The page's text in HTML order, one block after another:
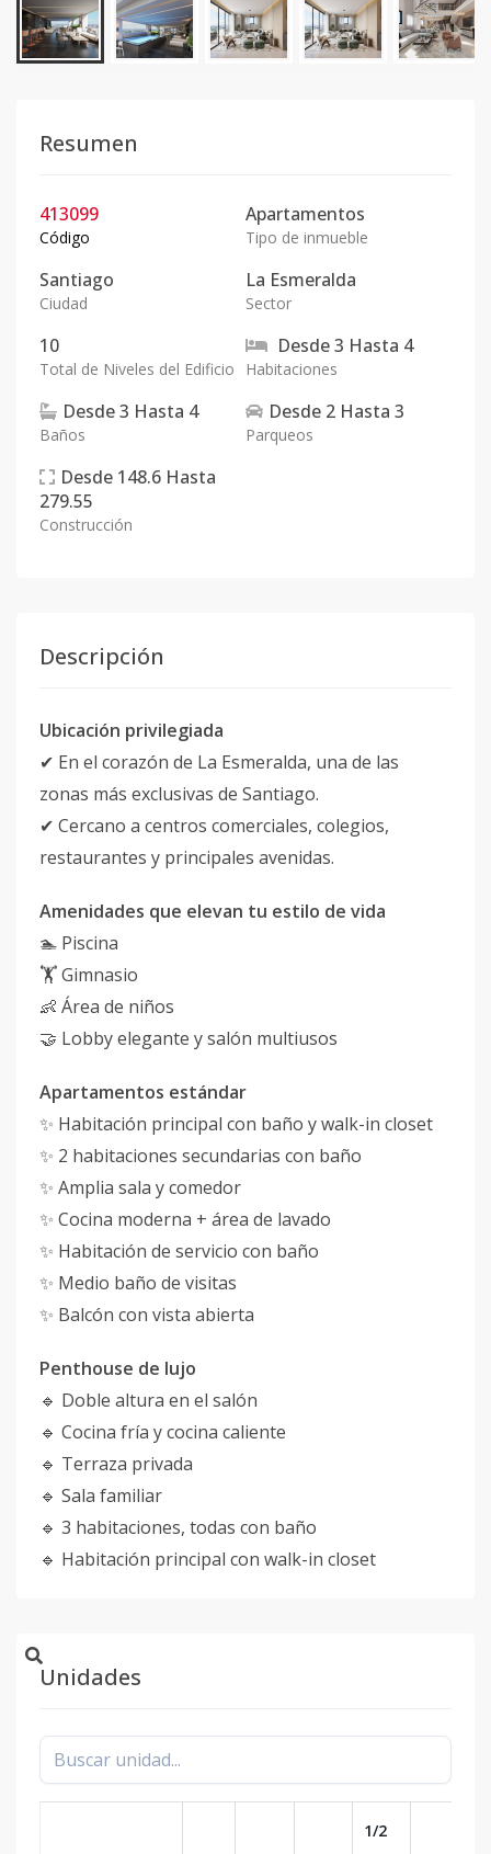
Resumen
413099
Código
Apartamentos
Tipo de inmueble
Santiago
Ciudad
La Esmeralda
Sector
10
Total de Niveles del Edificio
Desde3 Hasta 4
Habitaciones
Desde3 Hasta 4
Baños
Desde 2 Hasta 3
Parqueos
Desde 148.6 Hasta
279.55
Construcción
Descripción
Ubicación privilegiada
✔ En el corazón de La Esmeralda, una de las
zonas más exclusivas de Santiago.
✔ Cercano a centros comerciales, colegios,
restaurantes y principales avenidas.
Amenidades que elevan tu estilo de vida
🏊 Piscina
🏋️ Gimnasio
👶 Área de niños
🤝 Lobby elegante y salón multiusos
Apartamentos estándar
✨ Habitación principal con baño y walk-in closet
✨ 2 habitaciones secundarias con baño
✨ Amplia sala y comedor
✨ Cocina moderna + área de lavado
✨ Habitación de servicio con baño
✨ Medio baño de visitas
✨ Balcón con vista abierta
Penthouse de lujo
🔹 Doble altura en el salón
🔹 Cocina fría y cocina caliente
🔹 Terraza privada
🔹 Sala familiar
🔹 3 habitaciones, todas con baño
🔹 Habitación principal con walk-in closet
Unidades
1/2